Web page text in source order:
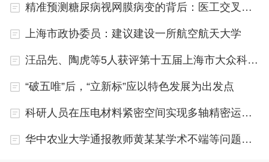
精准预测糖尿病视网膜病变的背后：医工交叉攻关
上海市政协委员：建议建设一所航空航天大学
汪品先、陶虎等5人获评第十五届上海市大众科学传播杰出人物
“破五唯”后，“立新标”应以特色发展为出发点
科研人员在压电材料紧密空间实现多轴精密运动调控
华中农业大学通报教师黄某某学术不端等问题处理情况：撤职、解聘